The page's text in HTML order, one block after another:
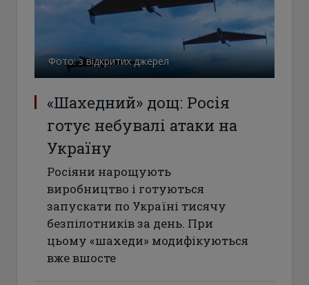
Фото: з відкритих джерел
«Шахедний» дощ: Росія
готує небувалі атаки на
Україну
Росіяни нарощують
виробництво і готуються
запускати по Україні тисячу
безпілотників за день. При
цьому «шахеди» модифікуються
вже вшосте